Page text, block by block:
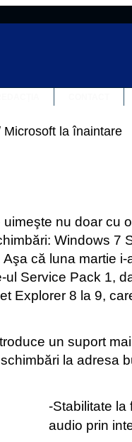
Microsoft la înaintare
nu doar cu
Windows 7
că luna martie
ul Service Pack 1,
Explorer 8 la 9,
un suport
la adresa
-Stabilitate la
audio prin